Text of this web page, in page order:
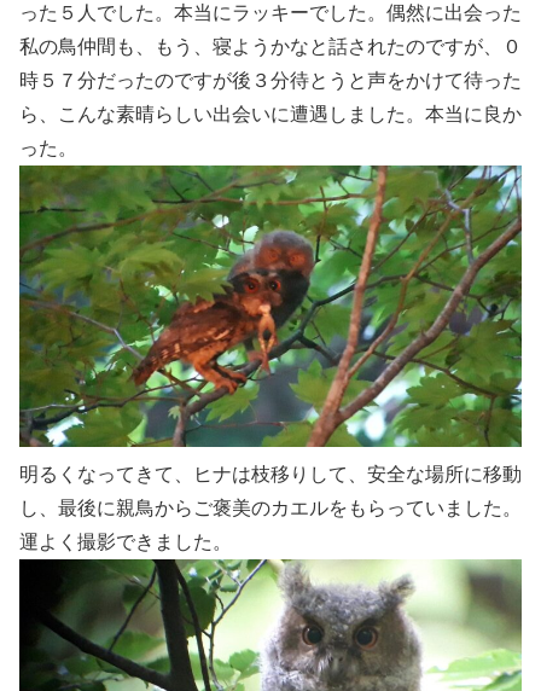
った５人でした。本当にラッキーでした。偶然に出会った
私の鳥仲間も、もう、寝ようかなと話されたのですが、０
時５７分だったのですが後３分待とうと声をかけて待った
ら、こんな素晴らしい出会いに遭遇しました。本当に良か
った。
明るくなってきて、ヒナは枝移りして、安全な場所に移動
し、最後に親鳥からご褒美のカエルをもらっていました。
運よく撮影できました。